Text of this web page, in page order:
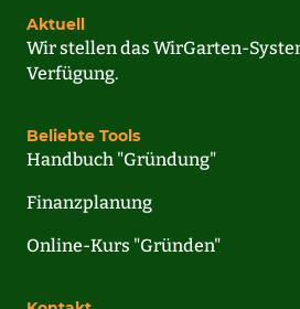
Aktuell
Wir stellen das WirGarten-
Verfügung.
Beliebte Tools
Handbuch "Gründung"
Finanzplanung
Online-Kurs "Gründen"